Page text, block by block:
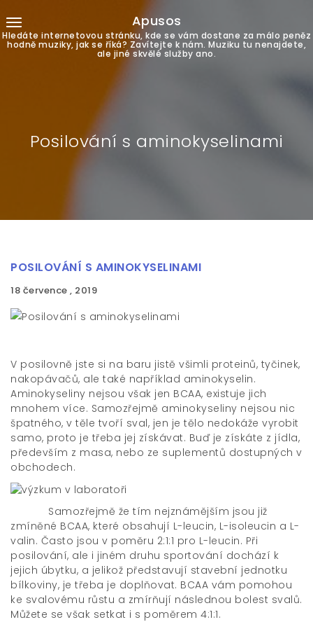
Apusos
Hledáte internetovou stránku, kde se vám dostane za málo peněz
hodně muziky, jak se říká? Zavítejte k nám. Muziku tu nenajdete,
ale jiné skvělé služby ano.
Posilování s aminokyselinami
POSILOVÁNÍ S AMINOKYSELINAMI
18 července , 2019
V posilovně jste si na baru jistě všimli proteinů, tyčinek,
nakopávačů, ale také například aminokyselin.
Aminokyseliny nejsou však jen BCAA, existuje jich
mnohem více. Samozřejmě aminokyseliny nejsou nic
špatného, v těle tvoří sval, jen je tělo nedokáže vyrobit
samo, proto je třeba jej získávat. Buď je získáte z jídla,
především z masa, nebo ze suplementů dostupných v
obchodech.
Samozřejmě že tím nejznámějším jsou již
zmíněné BCAA, které obsahují L-leucin, L-isoleucin a L-
valin. Často jsou v poměru 2:1:1 pro L-leucin. Při
posilování, ale i jiném druhu sportování dochází k
jejich úbytku, a jelikož představují stavební jednotku
bílkoviny, je třeba je doplňovat. BCAA vám pomohou
ke svalovému růstu a zmírňují následnou bolest svalů.
Můžete se však setkat i s poměrem 4:1:1.